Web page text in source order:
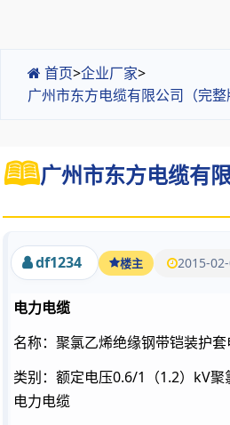
首页>企业厂家>
广州市东方电缆有限公司（完整
广州市东方电缆有
df1234 楼主 2015-
电力电缆
名称：聚氯乙烯绝缘钢带铠装护
类别：额定电压0.6/1（1.2）kV
电力电缆